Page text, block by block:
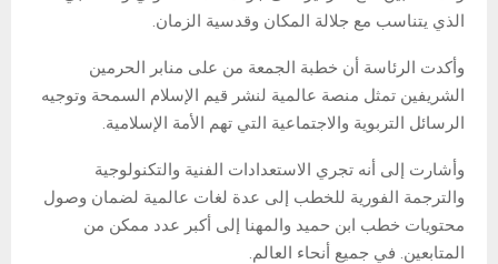
الذي يتناسب مع جلالة المكان وقدسية الزمان.
وأكدت الرئاسة أن خطبة الجمعة من على منابر الحرمين
الشريفين تمثل منصة عالمية لنشر قيم الإسلام السمحة وتوجيه
الرسائل التربوية والاجتماعية التي تهم الأمة الإسلامية.
وأشارت إلى أنه تجري الاستعدادات الفنية والتكنولوجية
والترجمة الفورية للخطب إلى عدة لغات عالمية لضمان وصول
محتويات خطب ابن حميد والمهنا إلى أكبر عدد ممكن من
المتابعين. في جميع أنحاء العالم.